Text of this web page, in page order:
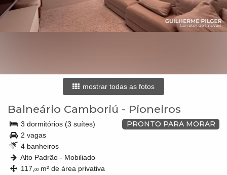
mostrar todas as fotos
Balneário Camboriú - Pioneiros
PRONTO PARA MORAR
3 dormitórios (3 suítes)
2 vagas
4 banheiros
Alto Padrão - Mobiliado
117, 00m² de área privativa